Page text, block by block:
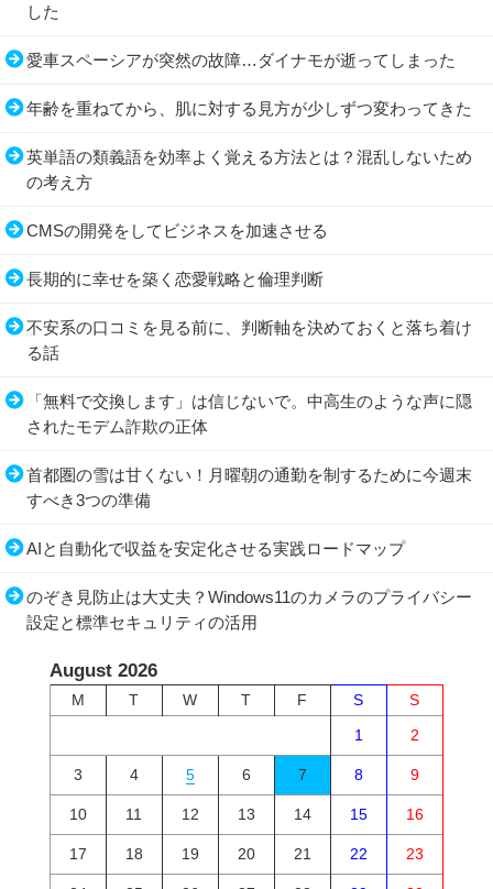
した
愛車スペーシアが突然の故障…ダイナモが逝ってしまった
年齢を重ねてから、肌に対する見方が少しずつ変わってきた
英単語の類義語を効率よく覚える方法とは？混乱しないため
の考え方
CMSの開発をしてビジネスを加速させる
長期的に幸せを築く恋愛戦略と倫理判断
不安系の口コミを見る前に、判断軸を決めておくと落ち着け
る話
「無料で交換します」は信じないで。中高生のような声に隠
されたモデム詐欺の正体
首都圏の雪は甘くない！月曜朝の通勤を制するために今週末
すべき3つの準備
AIと自動化で収益を安定化させる実践ロードマップ
のぞき見防止は大丈夫？Windows11のカメラのプライバシー
設定と標準セキュリティの活用
August 2026
M T W T F S
S
1
2
3 4 5 6 7 8 9
10 11 12 13 14 15 16
17 18 19 20 21 22 23